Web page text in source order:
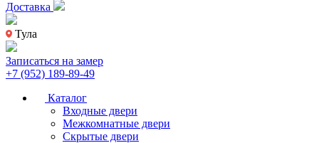
Доставка
Тула
Записаться на замер
+7 (952) 189-89-49
Каталог
Входные двери
Межкомнатные двери
Скрытые двери